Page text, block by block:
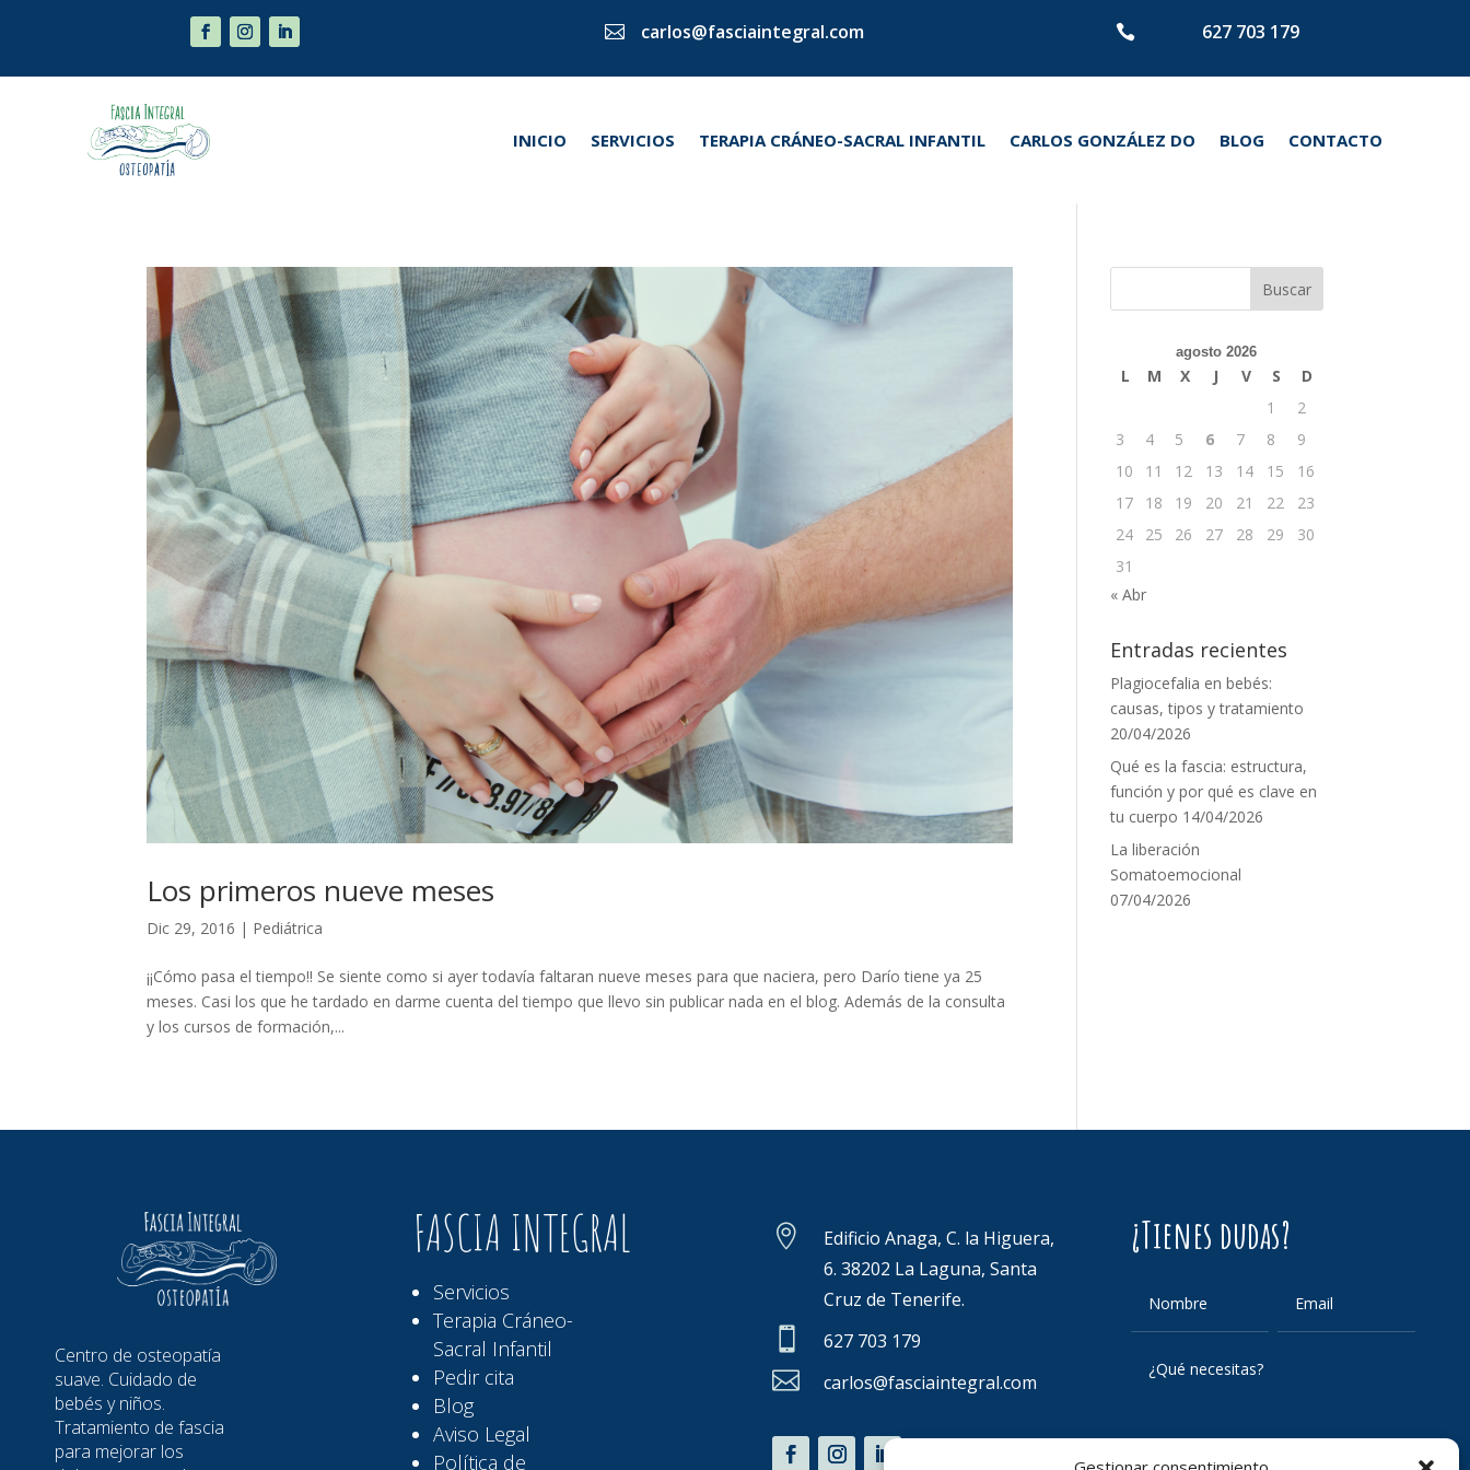
 carlos@fasciaintegral.com  627 703 179
INICIO SERVICIOS TERAPIA CRÁNEO-SACRAL INFANTIL CARLOS GONZÁLEZ DO BLOG CONTACTO
Los primeros nueve meses
Dic 29, 2016 | Pediátrica
¡¡Cómo pasa el tiempo!! Se siente como si ayer todavía faltaran nueve meses para que naciera, pero Darío tiene ya 25
meses. Casi los que he tardado en darme cuenta del tiempo que llevo sin publicar nada en el blog. Además de la consulta
y los cursos de formación,...
agosto 2026
L M X J V S
D
1
2
3
4 5 6 7 8
9
10
11 12 13 14 15
16
17
18 19 20 21 22
23
24
25 26 27 28 29
30
31
« Abr
Entradas recientes
Plagiocefalia en bebés:
causas, tipos y tratamiento
20/04/2026
Qué es la fascia: estructura,
función y por qué es clave en
tu cuerpo 14/04/2026
La liberación
Somatoemocional
07/04/2026
Centro de osteopatía
suave. Cuidado de
bebés y niños.
Tratamiento de fascia
para mejorar los
FASCIA INTEGRAL
Servicios
Terapia Cráneo-
Sacral Infantil
Pedir cita
Blog
Aviso Legal
Política de

Edificio Anaga, C. la Higuera,
6. 38202 La Laguna, Santa
Cruz de Tenerife.
 627 703 179
 carlos@fasciaintegral.com
¿Tienes dudas?